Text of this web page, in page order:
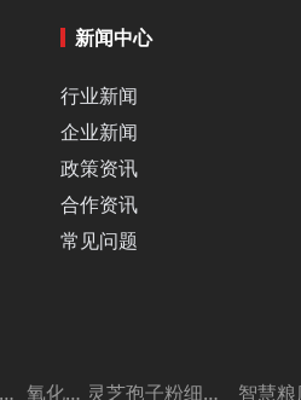
新闻中心
行业新闻
企业新闻
政策资讯
合作资讯
常见问题
三维超声成像仪 氧化铝板 灵芝孢子粉细胞破壁机